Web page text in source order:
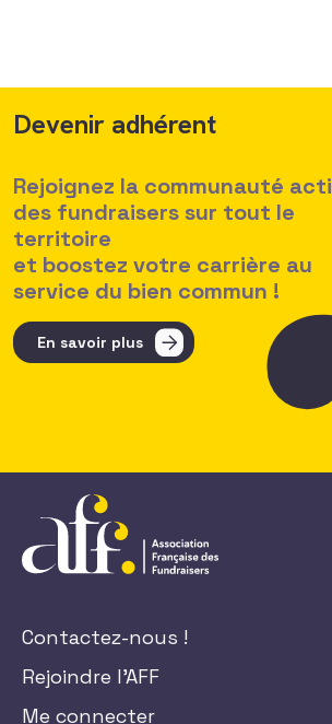
Devenir adhérent
Rejoignez la communauté
des fundraisers sur tout le
territoire
et boostez votre carrière au
service du bien commun !
En savoir plus
Contactez-nous !
Rejoindre l'AFF
Me connecter